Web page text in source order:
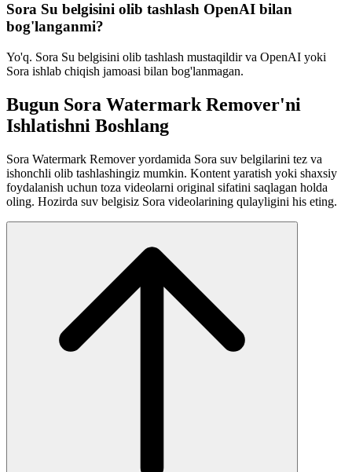
Sora Su belgisini olib tashlash OpenAI bilan
bog'langanmi?
Yo'q. Sora Su belgisini olib tashlash mustaqildir va OpenAI yoki
Sora ishlab chiqish jamoasi bilan bog'lanmagan.
Bugun Sora Watermark Remover'ni
Ishlatishni Boshlang
Sora Watermark Remover yordamida Sora suv belgilarini tez va
ishonchli olib tashlashingiz mumkin. Kontent yaratish yoki shaxsiy
foydalanish uchun toza videolarni original sifatini saqlagan holda
oling. Hozirda suv belgisiz Sora videolarining qulayligini his eting.